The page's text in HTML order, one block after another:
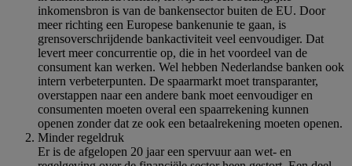
inkomensbron is van de bankensector buiten de EU. Door
meer richting een Europese bankenunie te gaan, is
grensoverschrijdende bankactiviteit veel eenvoudiger. Dat
levert meer concurrentie op, die in het voordeel van de
consument kan werken. Wel hebben Nederlandse banken ook
intern verbeterpunten. De spaarmarkt moet transparanter,
overstappen naar een andere bank moet eenvoudiger en
consumenten moeten overal een spaarrekening kunnen
openen zonder dat ze ook een betaalrekening moeten openen.
Minder regeldruk
Er is de afgelopen 20 jaar een spervuur aan wet- en